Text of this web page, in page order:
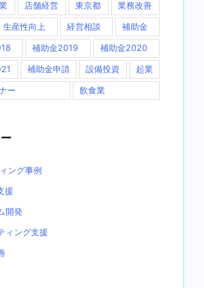
店舗経営 東京都 業務改善
生産性向上 経営相談 補助金
補助金2019 補助金2020
補助金申請 設備投資 起業
ー 飲食業
ング事例
援
開発
ィング支援